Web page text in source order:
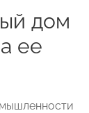
дом
ее